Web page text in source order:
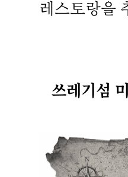
레스토랑을
쓰레기섬